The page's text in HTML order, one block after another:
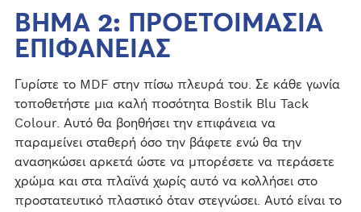
ΒΗΜΑ 2: ΠΡΟΕΤΟΙΜΑΣΙΑ
ΕΠΙΦΑΝΕΙΑΣ
Γυρίστε το MDF στην πίσω πλευρά του. Σε κάθε γωνία
τοποθετήστε μια καλή ποσότητα Bostik Blu Tack
Colour. Αυτό θα βοηθήσει την επιφάνεια να
παραμείνει σταθερή όσο την βάφετε ενώ θα την
ανασηκώσει αρκετά ώστε να μπορέσετε να περάσετε
χρώμα και στα πλαϊνά χωρίς αυτό να κολλήσει στο
προστατευτικό πλαστικό όταν στεγνώσει. Αυτό είναι το